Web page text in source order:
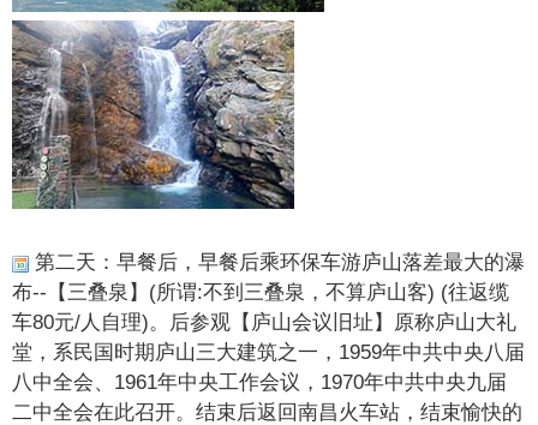
第二天：早餐后，早餐后乘环保车游庐山落差最大的瀑
布--【三叠泉】(所谓:不到三叠泉，不算庐山客) (往返缆
车80元/人自理)。后参观【庐山会议旧址】原称庐山大礼
堂，系民国时期庐山三大建筑之一，1959年中共中央八届
八中全会、1961年中央工作会议，1970年中共中央九届
二中全会在此召开。结束后返回南昌火车站，结束愉快的